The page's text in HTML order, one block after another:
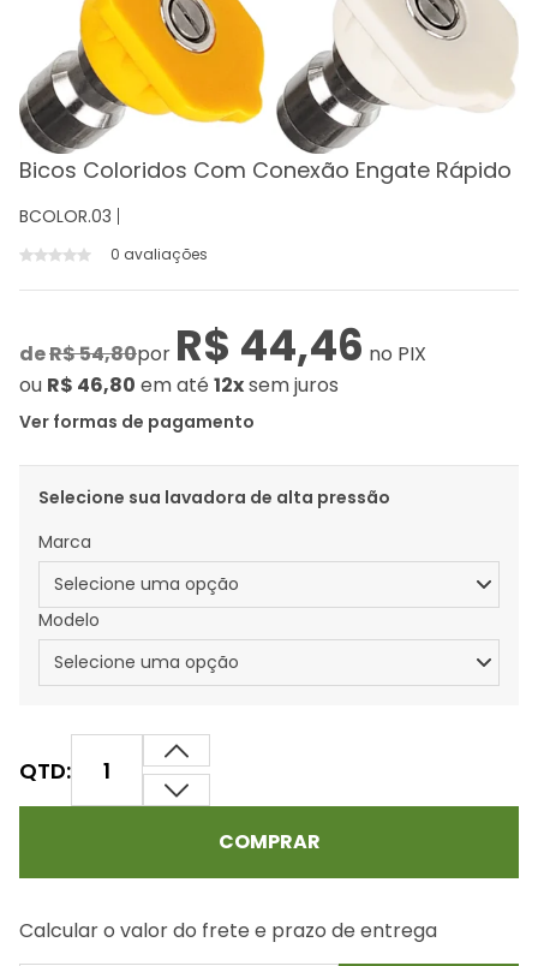
Bicos Coloridos Com Conexão Engate Rápido
BCOLOR.03
0 avaliações
deR$ 54,80por R$ 44,46 no PIX
ou R$ 46,80 em até 12xsem juros
Ver formas de pagamento
QTD:
COMPRAR
Selecione sua lavadora de alta pressão
Marca
Modelo
Calcular o valor do frete e prazo de entrega